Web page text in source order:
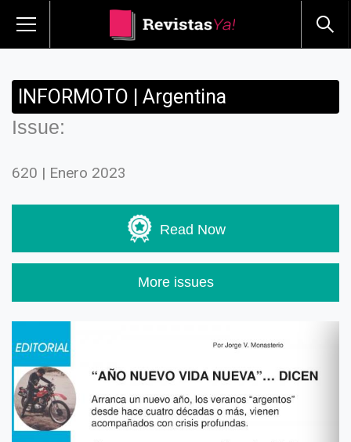
INFORMOTO | Argentina
Issue:
620 | Enero 2023
Read Now
More issues